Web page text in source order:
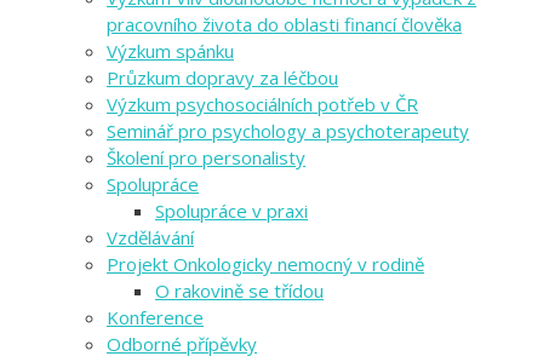
pracovního života do oblasti financí člověka
Výzkum spánku
Průzkum dopravy za léčbou
Výzkum psychosociálních potřeb v ČR
Seminář pro psychology a psychoterapeuty
Školení pro personalisty
Spolupráce
Spolupráce v praxi
Vzdělávání
Projekt Onkologicky nemocný v rodině
O rakovině se třídou
Konference
Odborné přípěvky